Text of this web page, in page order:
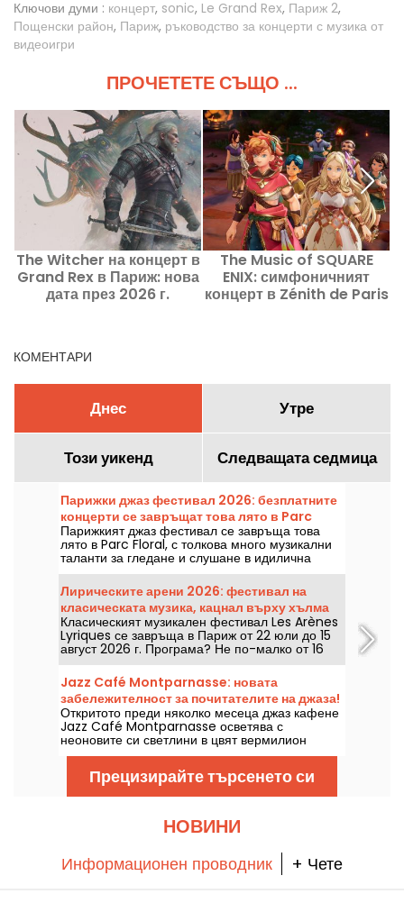
Ключови думи : концерт, sonic, Le Grand Rex, Париж 2,
Пощенски район, Париж, ръководство за концерти с музика от
видеоигри
ПРОЧЕТЕТЕ СЪЩО ...
The Witcher на концерт в
Grand Rex в Париж: нова
дата през 2026 г.
The Music of SQUARE
ENIX: симфоничният
концерт в Zénith de Paris
КОМЕНТАРИ
Днес Утре
Този уикенд Следващата седмица
Парижки джаз фестивал 2026: безплатните
концерти се завръщат това лято в Parc
Floral, програмата
Парижкият джаз фестивал се завръща това
лято в Parc Floral, с толкова много музикални
таланти за гледане и слушане в идилична
околна среда. Ето програмата на безплатните
концерти, които може да откриете от 24 юни
до 6 септември 2026 г.
Лирическите арени 2026: фестивал на
класическата музика, кацнал върху хълма
Монмартр
Класическият музикален фестивал Les Arènes
Lyriques се завръща в Париж от 22 юли до 15
август 2026 г. Програма? Не по-малко от 16
концерта, изнесени в Арените де Монмартр,
идеална обстановка за слушане на големите
класики.
Jazz Café Montparnasse: новата
забележителност за почитателите на джаза!
Откритото преди няколко месеца джаз кафене
Jazz Café Montparnasse осветява с
неоновите си светлини в цвят вермилион
улицата на коменданта Mouchotte. Вътре ви
очакват джаз и добра храна....
Прецизирайте търсенето си
НОВИНИ
Информационен проводник + Чете